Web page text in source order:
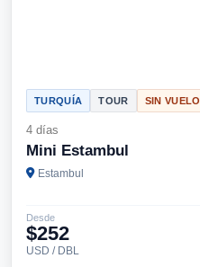
TURQUÍA TOUR SIN VUELO
4 días
Mini Estambul
Estambul
Desde
$252
USD / DBL